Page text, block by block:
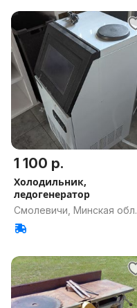
1 100 р.
Холодильник,
ледогенератор
Смолевичи, Минская обл.